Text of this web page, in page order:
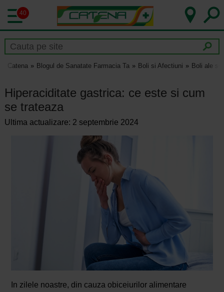
40
Catena Blogul de Sanatate Farmacia Ta Boli si Afectiuni Boli ale
Hiperaciditate gastrica: ce este si cum
se trateaza
Ultima actualizare: 2 septembrie 2024
In zilele noastre, din cauza obiceiurilor alimentare